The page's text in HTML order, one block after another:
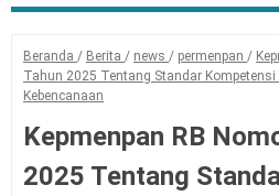
Beranda / Berita / news / permenpan /
Tahun 2025 Tentang Standar
Kebencanaan
Kepmenpan RB
2025 Tentang